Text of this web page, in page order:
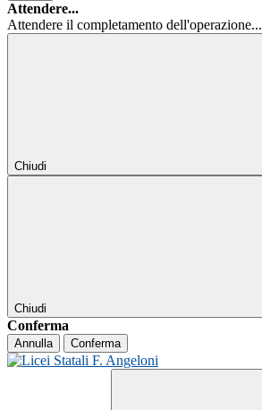
Attendere...
Attendere il completamento dell'operazione...
Chiudi
Chiudi
Conferma
Annulla Conferma